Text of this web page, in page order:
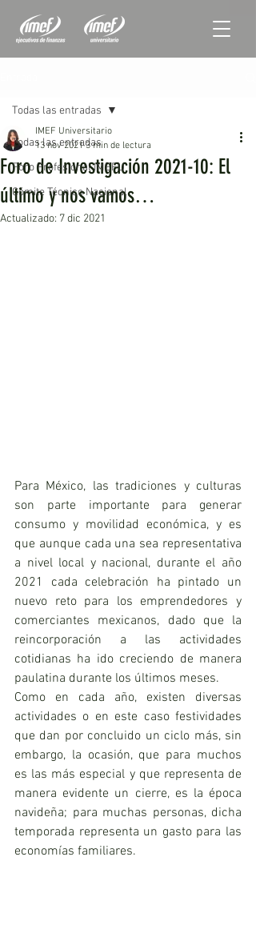
Todas las entradas
Foro Profesional IMEFU
Cómite Técnico Nacional
Todas las entradas
Foro de Investigación 2021-10: El
último y nos vamos…
IMEF Universitario
13 nov 2021 3 min de lectura
Actualizado: 7 dic 2021
Para México, las tradiciones y culturas
son parte importante para generar
consumo y movilidad económica, y es
que aunque cada una sea representativa
a nivel local y nacional, durante el año
2021 cada celebración ha pintado un
nuevo reto para los emprendedores y
comerciantes mexicanos, dado que la
reincorporación a las actividades
cotidianas ha ido creciendo de manera
paulatina durante los últimos meses.
Como en cada año, existen diversas
actividades o en este caso festividades
que dan por concluido un ciclo más, sin
embargo, la ocasión, que para muchos
es las más especial y que representa de
manera evidente un cierre, es la época
navideña; para muchas personas, dicha
temporada representa un gasto para las
economías familiares.